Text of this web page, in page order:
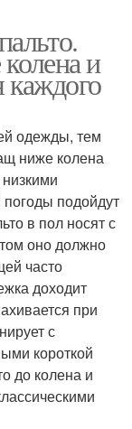
и
каждого
одежды, тем
ниже колена
подойдут
в пол носят с
оно должно
часто
доходит
при
с
короткой
до колена и